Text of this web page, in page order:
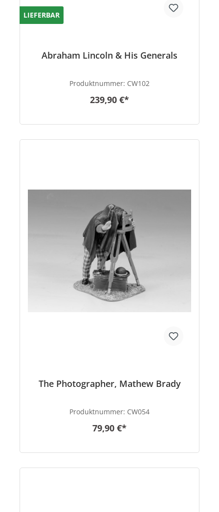
LIEFERBAR
Abraham Lincoln & His Generals
Produktnummer: CW102
239,90 €*
The Photographer, Mathew Brady
Produktnummer: CW054
79,90 €*